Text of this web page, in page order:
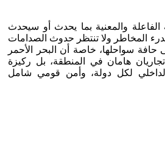
الفاعلة والمعنية بما يحدث أو سيحدث
المخاطر ولا تنتظر حدوث الصدامات
حافة سواحلها، خاصة أن البحر الأحمر
تجاريان هامان في المنطقة، بل ركيزة
لكل دولة، وأمن قومي شامل